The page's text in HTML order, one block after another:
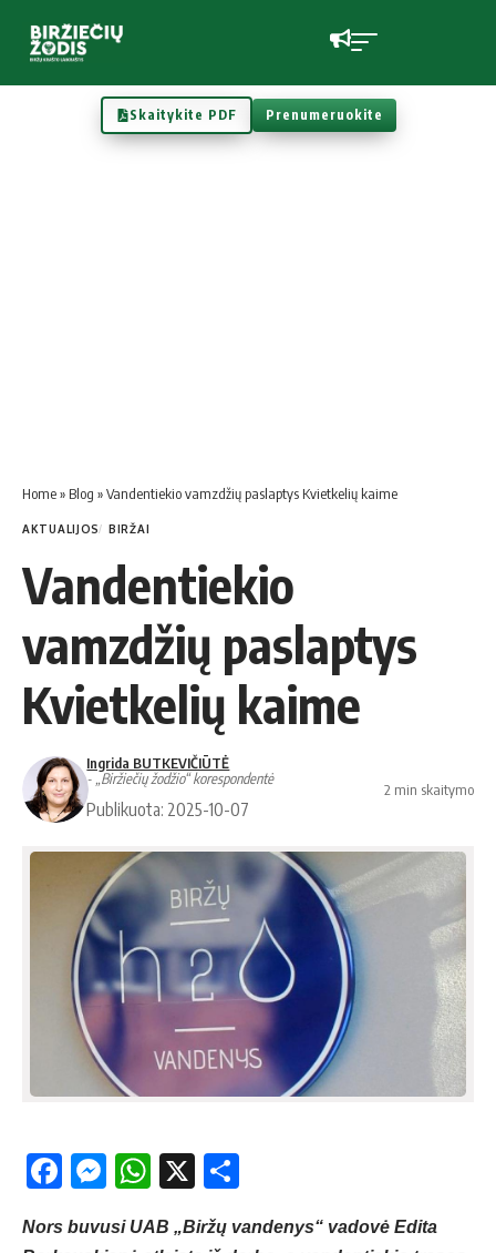
Skaitykite PDF Prenumeruokite
Home» Blog »Vandentiekio vamzdžių paslaptys Kvietkelių kaime
AKTUALIJOS BIRŽAI
Vandentiekio
vamzdžių paslaptys
Kvietkelių kaime
Ingrida BUTKEVIČIŪTĖ
- „Biržiečių žodžio“ korespondentė
Publikuota: 2025-10-07
2 min skaitymo
Facebook
Messenger
WhatsApp
X
Nors buvusi UAB „Biržų vandenys“ vadovė Edita